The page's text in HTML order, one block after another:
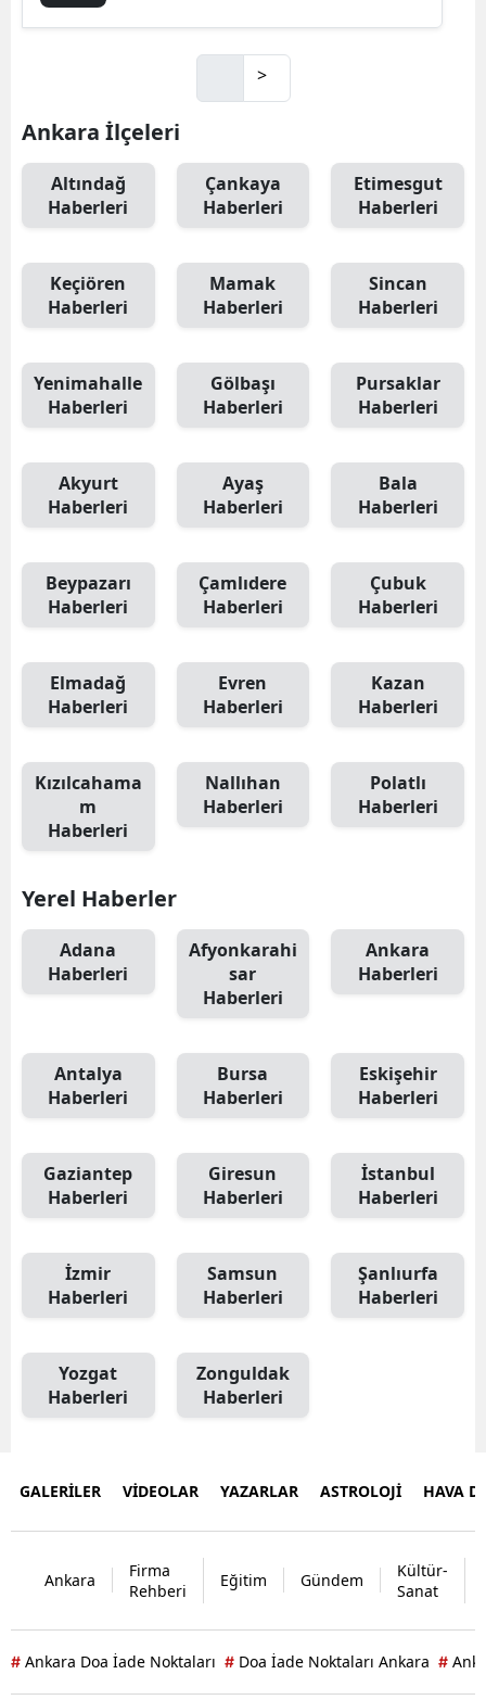
>
Ankara İlçeleri
Altındağ
Haberleri
Çankaya
Haberleri
Etimesgut
Haberleri
Keçiören
Haberleri
Mamak
Haberleri
Sincan
Haberleri
Yenimahalle
Haberleri
Gölbaşı
Haberleri
Pursaklar
Haberleri
Akyurt
Haberleri
Ayaş
Haberleri
Bala
Haberleri
Beypazarı
Haberleri
Çamlıdere
Haberleri
Çubuk
Haberleri
Elmadağ
Haberleri
Evren
Haberleri
Kazan
Haberleri
Kızılcahama
m
Haberleri
Nallıhan
Haberleri
Polatlı
Haberleri
Yerel Haberler
Adana
Haberleri
Afyonkarahi
sar
Haberleri
Ankara
Haberleri
Antalya
Haberleri
Bursa
Haberleri
Eskişehir
Haberleri
Gaziantep
Haberleri
Giresun
Haberleri
İstanbul
Haberleri
İzmir
Haberleri
Samsun
Haberleri
Şanlıurfa
Haberleri
Yozgat
Haberleri
Zonguldak
Haberleri
GALERİLER VİDEOLAR YAZARLAR ASTROLOJİ HAVA
Ankara
Firma
Rehberi
Eğitim Gündem
Kültür-
Sanat
# Ankara Doa İade Noktaları # Doa İade Noktaları Ankara #